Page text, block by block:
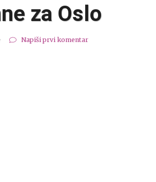
za Oslo
Napiši prvi komentar